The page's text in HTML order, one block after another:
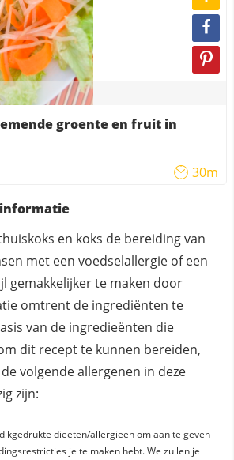
groente en fruit in
30m
en koks de bereiding van
met een voedselallergie of een
gemakkelijker te maken door
omtrent de ingrediënten te
van de ingredieënten die
dit recept te kunnen bereiden,
de volgende allergenen in deze
zijn:
dieëten/allergieën om aan te geven
je te maken hebt. We zullen je